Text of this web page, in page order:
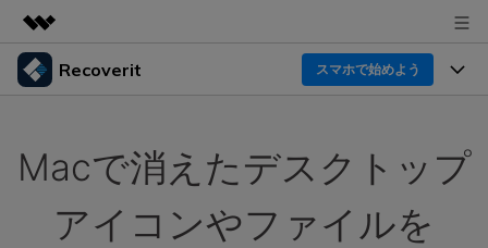
製品
概要
企業情報
プラン＆価格
Recoverit スマホで始めよう
Windowsデータ復元ならRecoverit！確実な復元技術と
機能一覧
ドライブから復元
データ復元事例
Macで消えたデスクトップ
アイコンやファイルを